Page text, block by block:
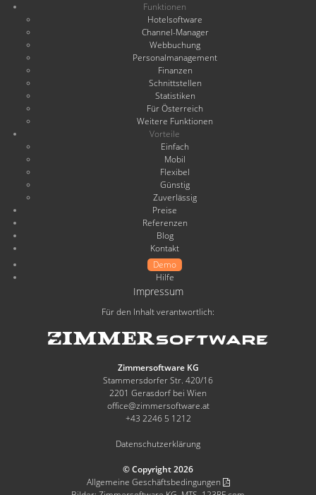
Funktionen
Hotelsoftware
Channel-Manager
Webbuchung
Personalmanagement
Finanzen
Schnittstellen
Statistiken
Für Österreich
Weitere Funktionen
Vorteile
Einfach
Mobil
Flexibel
Günstig
Zuverlässig
Preise
Referenzen
Blog
Kontakt
Demo
Hilfe
Impressum
Für den Inhalt verantwortlich:
Zimmersoftware KG
Stammersdorfer Str. 420/16
2201 Gerasdorf bei Wien
office@zimmersoftware.at
+43 2246 5 1212
Datenschutzerklärung
© Copyright 2026
Allgemeine Geschäftsbedingungen